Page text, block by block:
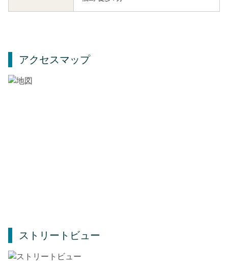
アクセスマップ
ストリートビュー